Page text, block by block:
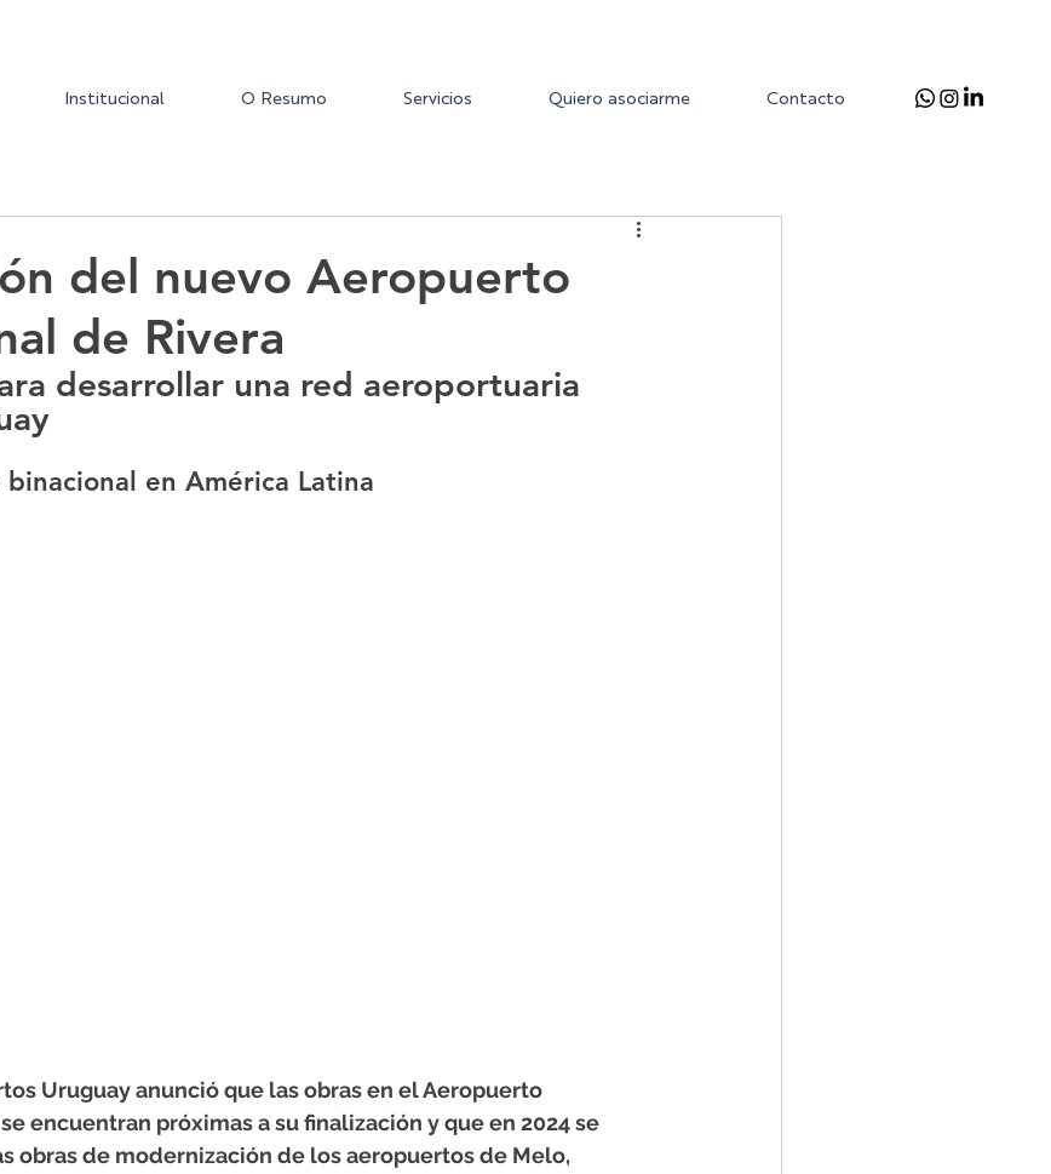
Institucional O Resumo Servicios Quiero asociarme Contacto
del nuevo Aeropuerto
de Rivera
desarrollar una red aeroportuaria
en América Latina
Uruguay anunció que las obras en el Aeropuerto
encuentran próximas a su finalización y que en 2024 se
obras de modernización de los aeropuertos de Melo,